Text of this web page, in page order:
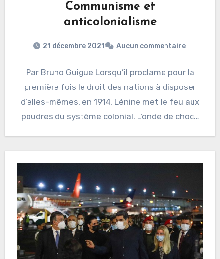
Communisme et
anticolonialisme
21 décembre 2021 Aucun commentaire
Par Bruno Guigue Lorsqu’il proclame pour la
première fois le droit des nations à disposer
d’elles-mêmes, en 1914, Lénine met le feu aux
poudres du système colonial. L’onde de choc…